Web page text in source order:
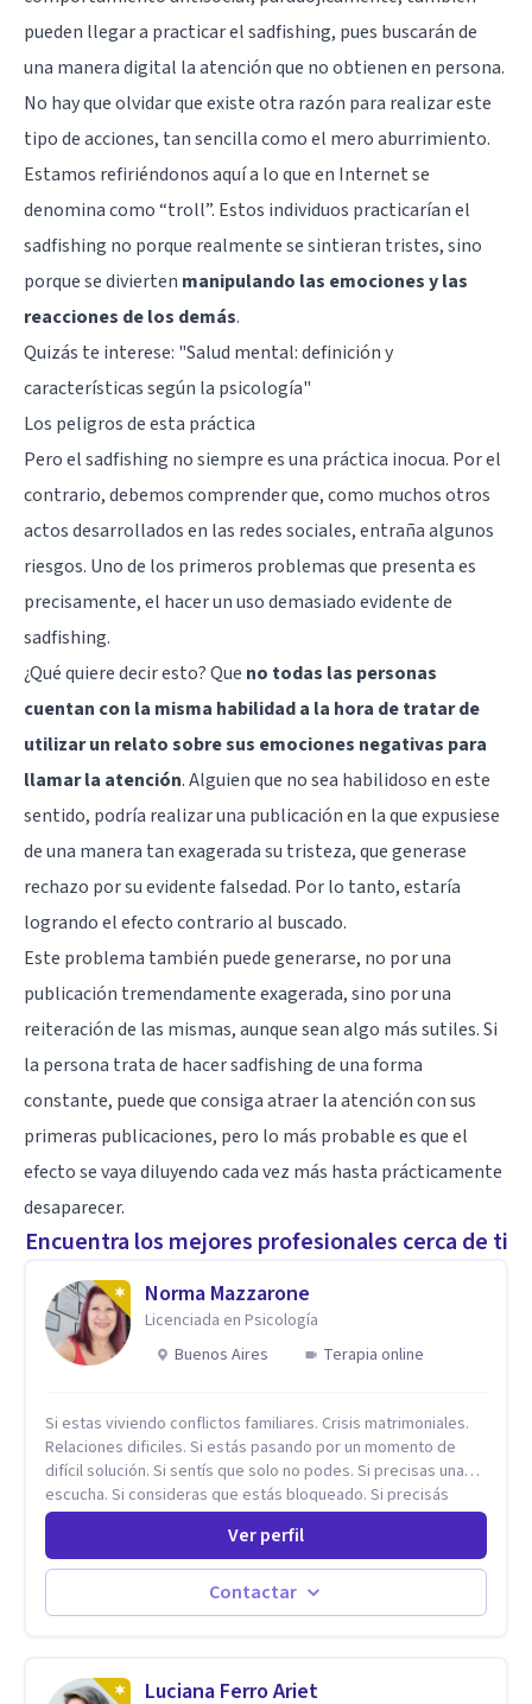
pueden llegar a practicar el sadfishing, pues buscarán de
una manera digital la atención que no obtienen en persona.
No hay que olvidar que existe otra razón para realizar este
tipo de acciones, tan sencilla como el mero aburrimiento.
Estamos refiriéndonos aquí a lo que en Internet se
denomina como “troll”. Estos individuos practicarían el
sadfishing no porque realmente se sintieran tristes, sino
porque se divierten manipulando las emociones y las
reacciones de los demás.
Quizás te interese: "Salud mental: definición y
características según la psicología"
Los peligros de esta práctica
Pero el sadfishing no siempre es una práctica inocua. Por el
contrario, debemos comprender que, como muchos otros
actos desarrollados en las redes sociales, entraña algunos
riesgos. Uno de los primeros problemas que presenta es
precisamente, el hacer un uso demasiado evidente de
sadfishing.
¿Qué quiere decir esto? Que no todas las personas
cuentan con la misma habilidad a la hora de tratar de
utilizar un relato sobre sus emociones negativas para
llamar la atención. Alguien que no sea habilidoso en este
sentido, podría realizar una publicación en la que expusiese
de una manera tan exagerada su tristeza, que generase
rechazo por su evidente falsedad. Por lo tanto, estaría
logrando el efecto contrario al buscado.
Este problema también puede generarse, no por una
publicación tremendamente exagerada, sino por una
reiteración de las mismas, aunque sean algo más sutiles. Si
la persona trata de hacer sadfishing de una forma
constante, puede que consiga atraer la atención con sus
primeras publicaciones, pero lo más probable es que el
efecto se vaya diluyendo cada vez más hasta prácticamente
desaparecer.
Encuentra los mejores profesionales cerca de ti
Norma Mazzarone
Licenciada en Psicología
Buenos Aires
Terapia online
Si estas viviendo conflictos familiares. Crisis matrimoniales.
Relaciones dificiles. Si estás pasando por un momento de
difícil solución. Si sentís que solo no podes. Si precisas una
escucha. Si consideras que estás bloqueado. Si precisás
comprensión. Si no logras definir proyectos, objetivos,
sueños, deseos. Si pensás que lo que te pasa no es tan
grave, pero podría ayudar. Si estás en adicciones y tu
intención es hacer algo con lo que te está pasando. No dudes
en comunicarte a fin de comenzar a resolver la situación que
Ver perfil
Contactar
Luciana Ferro Ariet